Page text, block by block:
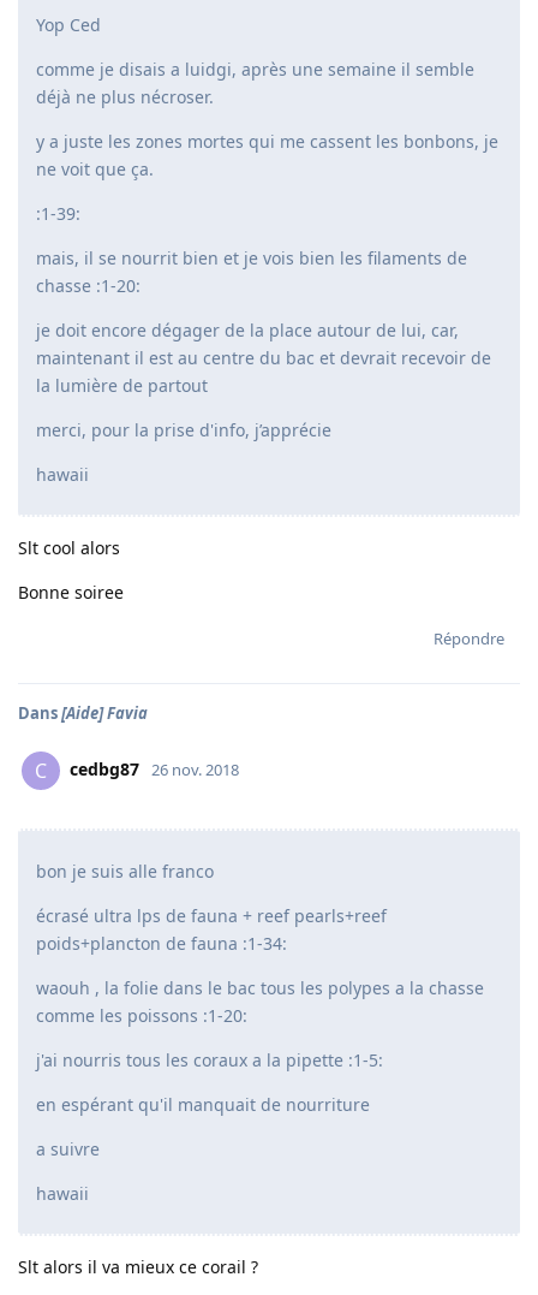
Yop Ced
comme je disais a luidgi, après une semaine il semble
déjà ne plus nécroser.
y a juste les zones mortes qui me cassent les bonbons, je
ne voit que ça.
:1-39:
mais, il se nourrit bien et je vois bien les filaments de
chasse :1-20:
je doit encore dégager de la place autour de lui, car,
maintenant il est au centre du bac et devrait recevoir de
la lumière de partout
merci, pour la prise d'info, j’apprécie
hawaii
Slt cool alors
Bonne soiree
Répondre
Dans[Aide] Favia
C cedbg87 26 nov. 2018
bon je suis alle franco
écrasé ultra lps de fauna + reef pearls+reef
poids+plancton de fauna :1-34:
waouh , la folie dans le bac tous les polypes a la chasse
comme les poissons :1-20:
j'ai nourris tous les coraux a la pipette :1-5:
en espérant qu'il manquait de nourriture
a suivre
hawaii
Slt alors il va mieux ce corail ?